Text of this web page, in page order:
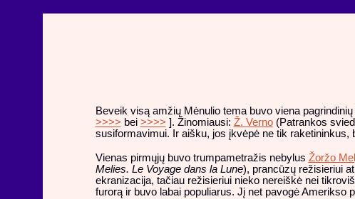
Beveik visą amžių Mėnulio tema buvo viena
>>>> bei >>>> ]. Žinomiausi: Ž. Verno(Patrankos
susiformavimui. Ir aišku, jos įkvėpė ne tik raketininkus,
Vienas pirmųjų buvo trumpametražis nebylus Žoržo
Melies. Le Voyage dans la Lune), prancūzų režisieriui
ekranizacija, tačiau režisieriui nieko nereiškė nei
furorą ir buvo labai populiarus. Jį net pavogė Amerikso